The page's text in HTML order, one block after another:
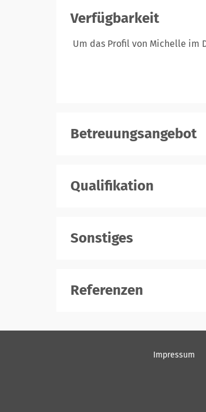
Verfügbarkeit
Um das Profil von Michelle im
Betreuungsangebot
Qualifikation
Sonstiges
Referenzen
Impressum